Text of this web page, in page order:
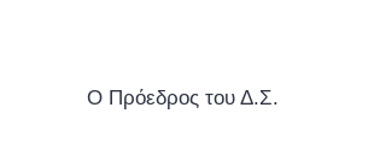
Ο Πρόεδρος του Δ.Σ.